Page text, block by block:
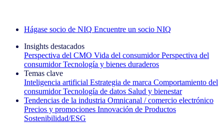
Hágase socio de NIQ Encuentre un socio NIQ
Insights destacados
Perspectiva del CMO Vida del consumidor Perspectiva del
consumidor Tecnología y bienes duraderos
Temas clave
Inteligencia artificial Estrategia de marca Comportamiento del
consumidor Tecnología de datos Salud y bienestar
Tendencias de la industria Omnicanal / comercio electrónico
Precios y promociones Innovación de Productos
Sostenibilidad/ESG